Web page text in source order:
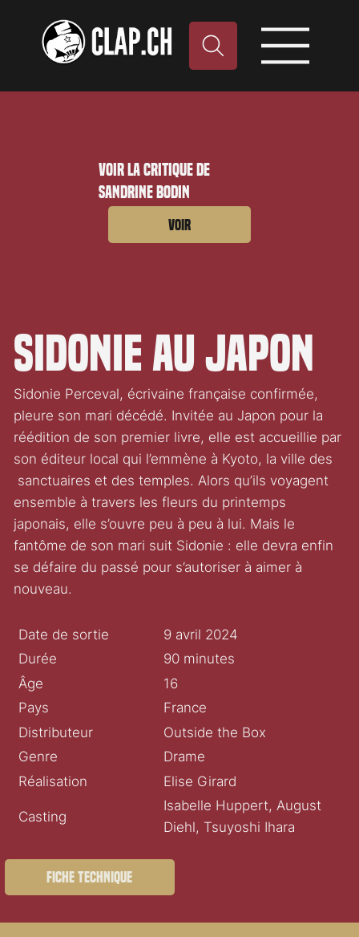
Voir la critique de
Sandrine Bodin
Voir
Sidonie au Japon
Sidonie Perceval, écrivaine française confirmée,
pleure son mari décédé. Invitée au Japon pour la
réédition de son premier livre, elle est accueillie par
son éditeur local qui l’emmène à Kyoto, la ville des
sanctuaires et des temples. Alors qu’ils voyagent
ensemble à travers les fleurs du printemps
japonais, elle s’ouvre peu à peu à lui. Mais le
fantôme de son mari suit Sidonie : elle devra enfin
se défaire du passé pour s’autoriser à aimer à
nouveau.
Date de sortie
9 avril 2024
Durée
90 minutes
Âge
16
Pays
France
Distributeur
Outside the Box
Genre
Drame
Réalisation
Elise Girard
Casting
Isabelle Huppert, August
Diehl, Tsuyoshi Ihara
Fiche technique